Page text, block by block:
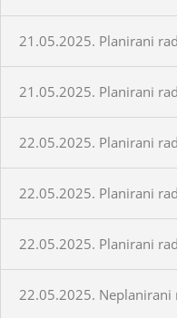
21.05.2025. Planirani
21.05.2025. Planirani
22.05.2025. Planirani
22.05.2025. Planirani
22.05.2025. Planirani
22.05.2025.